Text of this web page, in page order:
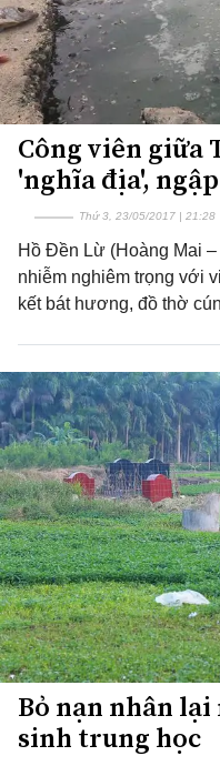
Công viên giữa
'nghĩa địa',
Thứ 3, 23/05/2017 | 21:28
Hồ Đền Lừ (Hoàng Mai
nhiễm nghiêm trọng với
kết bát hương, đồ thờ
Bỏ nạn nhân
sinh trung học